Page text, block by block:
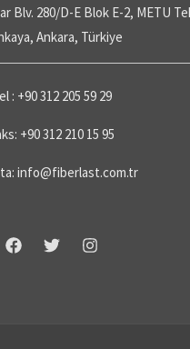
Blv. 280/D-E Blok E-2, METU
Ankara, Türkiye
: +90 312 205 59 29
+90 312 210 15 95
info@fiberlast.com.tr